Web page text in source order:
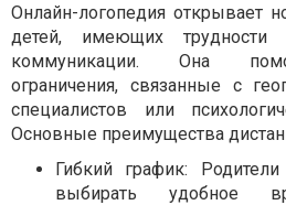
Онлайн-логопедия открывает
детей, имеющих
коммуникации. Она
ограничения, связанные с
специалистов или
Основные преимущества
Гибкий график: Родители
выбирать удобное